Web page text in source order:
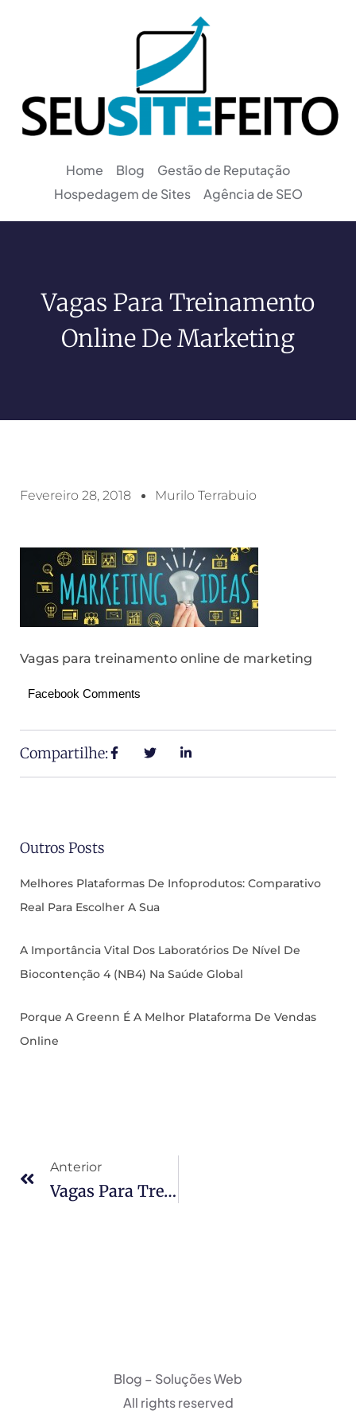
Home Blog
Gestão de Reputação
Hospedagem de Sites
Agência de SEO
Vagas Para Treinamento
Online De Marketing
Fevereiro 28, 2018 Murilo Terrabuio
Vagas para treinamento online de marketing
Facebook Comments
Compartilhe:
Outros Posts
Melhores Plataformas De Infoprodutos: Comparativo
Real Para Escolher A Sua
A Importância Vital Dos Laboratórios De Nível De
Biocontenção 4 (NB4) Na Saúde Global
Porque A Greenn É A Melhor Plataforma De Vendas
Online
Anterior
Vagas Para Treinamento Online De Marketing
Blog – Soluções Web
All rights reserved